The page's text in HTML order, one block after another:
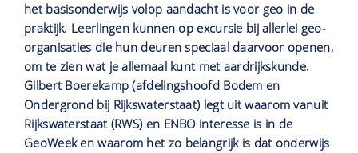
het basisonderwijs volop aandacht is voor geo in de
praktijk. Leerlingen kunnen op excursie bij allerlei geo-
organisaties die hun deuren speciaal daarvoor openen,
om te zien wat je allemaal kunt met aardrijkskunde.
Gilbert Boerekamp (afdelingshoofd Bodem en
Ondergrond bij Rijkswaterstaat) legt uit waarom vanuit
Rijkswaterstaat (RWS) en ENBO interesse is in de
GeoWeek en waarom het zo belangrijk is dat onderwijs